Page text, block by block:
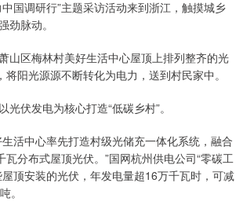
调研行”主题采访活动来到浙江，触摸城乡
劲脉动。
区梅林村美好生活中心屋顶上排列整齐的光
将阳光源源不断转化为电力，送到村民家中。
伏发电为核心打造“低碳乡村”。
中心率先打造村级光储充一体化系统，融合
分布式屋顶光伏。”国网杭州供电公司“零碳工
顶安装的光伏，年发电量超16万千瓦时，可减
。